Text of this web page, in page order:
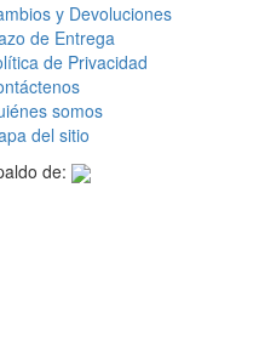
y Devoluciones
de Entrega
de Privacidad
somos
del sitio
de: